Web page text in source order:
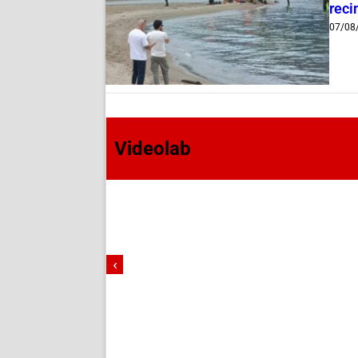
07/
Videolab
‹